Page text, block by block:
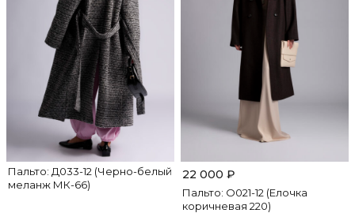
Пальто: Д033-12 (Черно-белый
меланж МК-66)
Пальто: О021-12 (Елочка
коричневая 220)
22 000 ₽